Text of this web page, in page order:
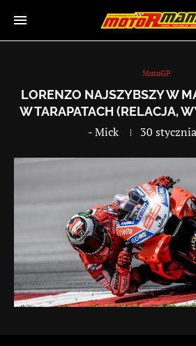
MotoGP
LORENZO NAJSZYBSZY W
W TARAPATACH (RELACJA,
-Mick 30